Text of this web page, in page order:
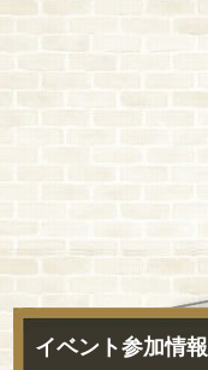
イベント参加情報